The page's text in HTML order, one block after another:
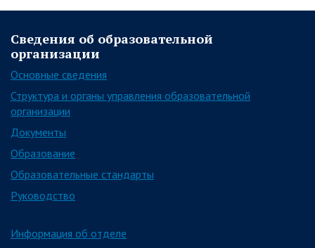
Сведения об образовательной
организации
Основные сведения
Структура и органы управления образовательной
организации
Документы
Образование
Образовательные стандарты
Руководство
Информация об отделе